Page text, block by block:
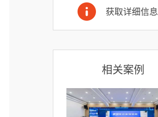
获取详细信息
相关案例